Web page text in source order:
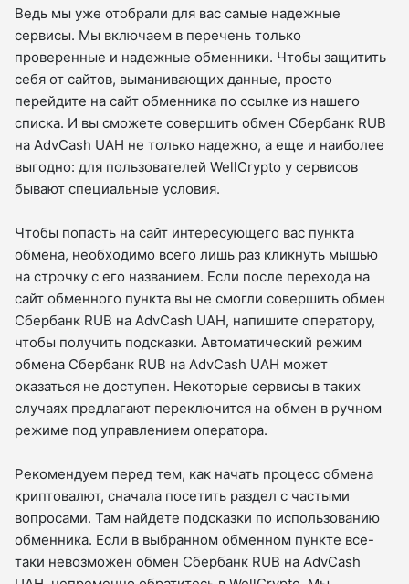
Ведь мы уже отобрали для вас самые надежные
сервисы. Мы включаем в перечень только
проверенные и надежные обменники. Чтобы защитить
себя от сайтов, выманивающих данные, просто
перейдите на сайт обменника по ссылке из нашего
списка. И вы сможете совершить обмен Сбербанк RUB
на AdvCash UAH не только надежно, а еще и наиболее
выгодно: для пользователей WellCrypto у сервисов
бывают специальные условия.
Чтобы попасть на сайт интересующего вас пункта
обмена, необходимо всего лишь раз кликнуть мышью
на строчку с его названием. Если после перехода на
сайт обменного пункта вы не смогли совершить обмен
Сбербанк RUB на AdvCash UAH, напишите оператору,
чтобы получить подсказки. Автоматический режим
обмена Сбербанк RUB на AdvCash UAH может
оказаться не доступен. Некоторые сервисы в таких
случаях предлагают переключится на обмен в ручном
режиме под управлением оператора.
Рекомендуем перед тем, как начать процесс обмена
криптовалют, сначала посетить раздел с частыми
вопросами. Там найдете подсказки по использованию
обменника. Если в выбранном обменном пункте все-
таки невозможен обмен Сбербанк RUB на AdvCash